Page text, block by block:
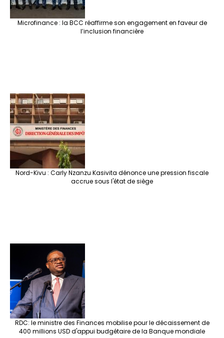
Microfinance : la BCC réaffirme son engagement en faveur de
l’inclusion financière
Nord-Kivu : Carly Nzanzu Kasivita dénonce une pression fiscale
accrue sous l'état de siège
RDC: le ministre des Finances mobilise pour le décaissement de
400 millions USD d'appui budgétaire de la Banque mondiale